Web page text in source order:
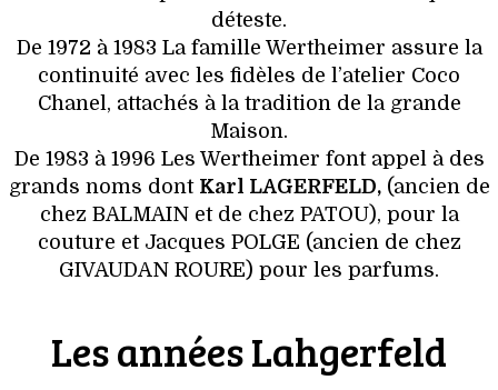
déteste.
De 1972 à 1983 La famille Wertheimer assure la
continuité avec les fidèles de l’atelier Coco
Chanel, attachés à la tradition de la grande
Maison.
De 1983 à 1996 Les Wertheimer font appel à des
grands noms dont Karl LAGERFELD,(ancien de
chez BALMAIN et de chez PATOU), pour la
couture et Jacques POLGE (ancien de chez
GIVAUDAN ROURE) pour les parfums.
Les années Lahgerfeld